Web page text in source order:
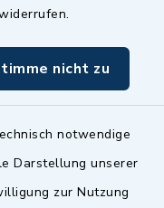
nicht zu
notwendige
Darstellung unserer
zur Nutzung